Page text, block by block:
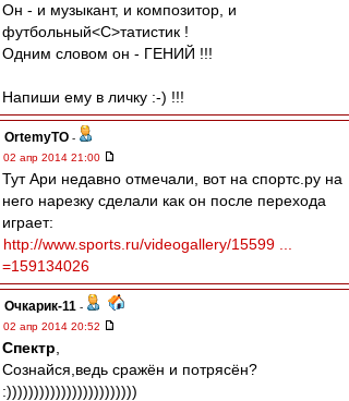
Он - и музыкант, и композитор, и
футбольный<C>татистик !
Одним словом он - ГЕНИЙ !!!
Напиши ему в личку :-) !!!
OrtemyTO -
02 апр 2014 21:00
Тут Ари недавно отмечали, вот на спортс.ру на
него нарезку сделали как он после перехода
играет:
http://www.sports.ru/videogallery/15599 ...
=159134026
Очкарик-11 -
02 апр 2014 20:52
Спектр
Сознайся,ведь сражён и потрясён?
:))))))))))))))))))))))))